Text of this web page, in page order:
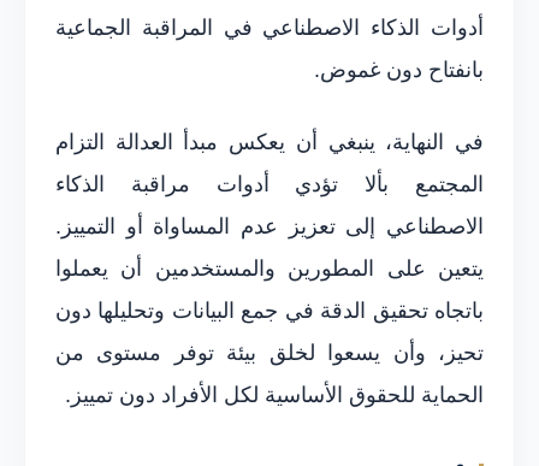
أدوات الذكاء الاصطناعي في المراقبة الجماعية
بانفتاح دون غموض.
في النهاية، ينبغي أن يعكس مبدأ العدالة التزام
المجتمع بألا تؤدي أدوات مراقبة الذكاء
الاصطناعي إلى تعزيز عدم المساواة أو التمييز.
يتعين على المطورين والمستخدمين أن يعملوا
باتجاه تحقيق الدقة في جمع البيانات وتحليلها دون
تحيز، وأن يسعوا لخلق بيئة توفر مستوى من
الحماية للحقوق الأساسية لكل الأفراد دون تمييز.